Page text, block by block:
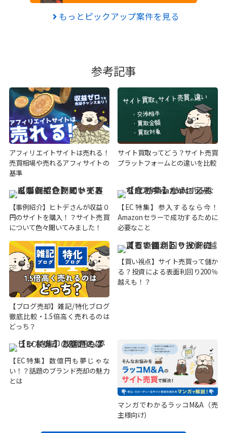
もっとピックアップ案件を見る
参考記事
アフィリエイトサイトは売れる！
売買相場や売れるアフィサイトの
基準
サイト買取ってどう？サイト売買
プラットフォームとの違いを比較
【事例紹介】ヒトデさんが収益０
円のサイトを購入！？サイト売買
について色々聞いてみました！
【EC特集】参入するなら今！
Amazonセラーで成功するために
必要なこと
【ブログ売却】雑記/特化ブログ
徹底比較・1.5倍高く売れるのは
どっち？
【買い視点】サイト売買って儲か
る？投資による表面利回り200％
越えも！？
【EC特集】数億円も夢じゃな
い！？話題のブランド売却の魅力
とは
マンガでわかるラッコM&A（売
主様向け）